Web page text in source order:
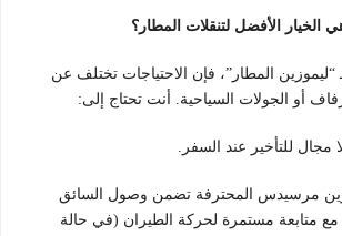
“ليموزين المطار”، فإن الاحتياجات تختلف عن
أو الجولات السياحية. أنت تحتاج إلى:
مجال للتأخير عند السفر.
مرسيدس المحترفة تضمن وصول السائق
مع متابعة مستمرة لحركة الطيران (في حالة